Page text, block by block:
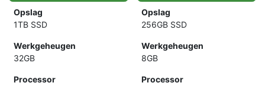
Opslag
1TB SSD
Werkgeheugen
32GB
Processor
Opslag
256GB SSD
Werkgeheugen
8GB
Processor